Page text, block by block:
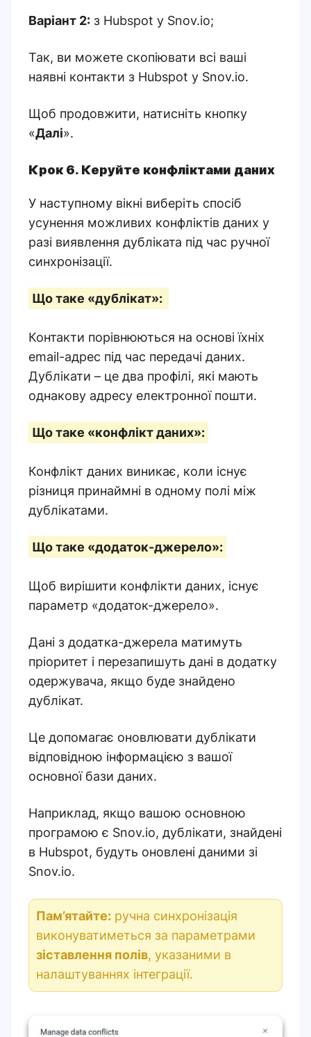
Варіант 2: з Hubspot у Snov.io;
Так, ви можете скопіювати всі ваші
наявні контакти з Hubspot у Snov.io.
Щоб продовжити, натисніть кнопку
«Далі».
Крок 6. Керуйте конфліктами даних
У наступному вікні виберіть спосіб
усунення можливих конфліктів даних у
разі виявлення дубліката під час ручної
синхронізації.
Що таке «дублікат»:
Контакти порівнюються на основі їхніх
email-адрес під час передачі даних.
Дублікати – це два профілі, які мають
однакову адресу електронної пошти.
Що таке «конфлікт даних»:
Конфлікт даних виникає, коли існує
різниця принаймні в одному полі між
дублікатами.
Що таке «додаток-джерело»:
Щоб вирішити конфлікти даних, існує
параметр «додаток-джерело».
Дані з додатка-джерела матимуть
пріоритет і перезапишуть дані в додатку
одержувача, якщо буде знайдено
дублікат.
Це допомагає оновлювати дублікати
відповідною інформацією з вашої
основної бази даних.
Наприклад, якщо вашою основною
програмою є Snov.io, дублікати, знайдені
в Hubspot, будуть оновлені даними зі
Snov.io.
Пам’ятайте: ручна синхронізація
виконуватиметься за параметрами
зіставлення полів, указаними в
налаштуваннях інтеграції.